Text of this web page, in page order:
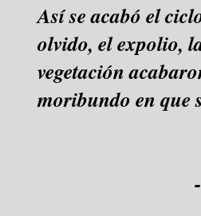
Así se acabó el
olvido, el expolio,
vegetación
moribundo en que